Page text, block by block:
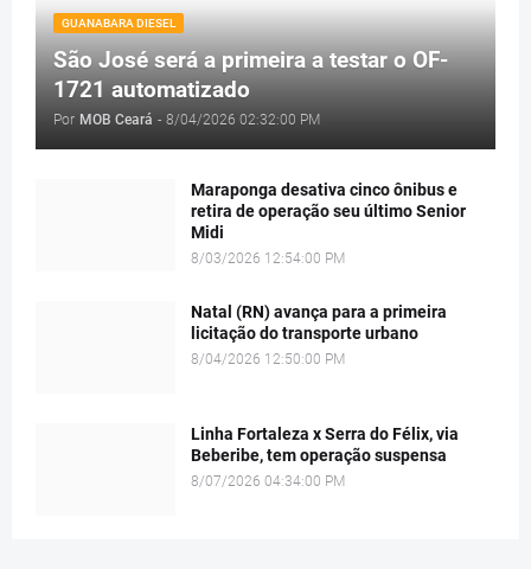
GUANABARA DIESEL
São José será a primeira a testar o OF-
1721 automatizado
Por MOB Ceará - 8/04/2026 02:32:00 PM
Maraponga desativa cinco ônibus e
retira de operação seu último Senior
Midi
8/03/2026 12:54:00 PM
Natal (RN) avança para a primeira
licitação do transporte urbano
8/04/2026 12:50:00 PM
Linha Fortaleza x Serra do Félix, via
Beberibe, tem operação suspensa
8/07/2026 04:34:00 PM